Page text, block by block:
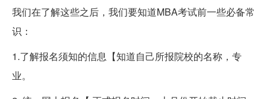
我们在了解这些之后，我们要知道MBA考试前一些必备常
识：
1.了解报名须知的信息【知道自己所报院校的名称，专
业。